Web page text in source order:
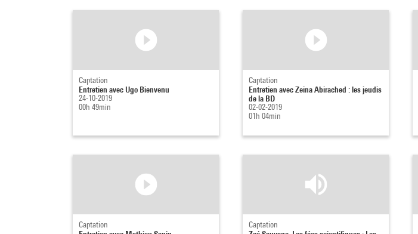
Captation
Entretien avec Ugo Bienvenu
24-10-2019
00h 49min
Captation
Entretien avec Zeina Abirached : les jeudis
de la BD
02-02-2019
01h 04min
Captation Captation